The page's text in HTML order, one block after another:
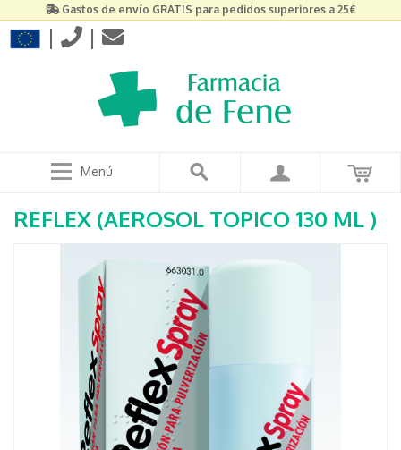
Gastos de envío GRATIS para pedidos superiores a 25€
| |
Menú
REFLEX (AEROSOL TOPICO 130 ML )